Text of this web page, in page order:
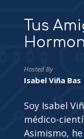
Tus
Hosted By
Isabel Viña Bas
Soy Isabel
médico-
Asimismo,